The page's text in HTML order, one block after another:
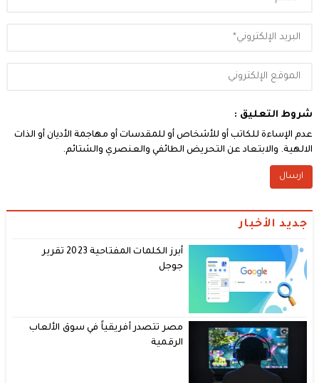
شروط التعليق :
عدم الإساءة للكاتب أو للأشخاص أو للمقدسات أو مهاجمة الأديان أو الذات
الالهية. والابتعاد عن التحريض الطائفي والعنصري والشتائم.
جديد الأخبار
أبرز الكلمات المفتاحية 2023 تقرير
جوجل
مصر تتصدر أفريقياً في سوق الألعاب
الرقمية